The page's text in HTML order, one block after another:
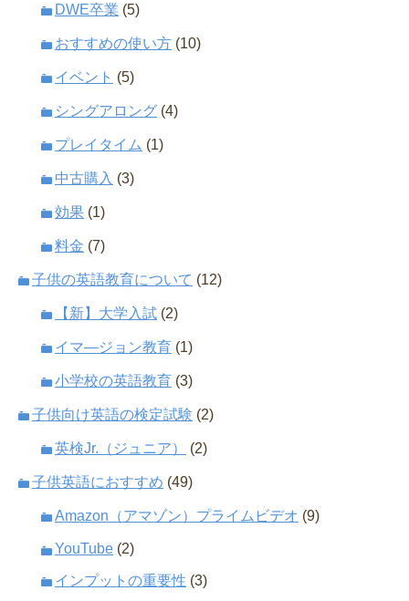
DWE卒業 (5)
おすすめの使い方 (10)
イベント (5)
シングアロング (4)
プレイタイム (1)
中古購入 (3)
効果 (1)
料金 (7)
子供の英語教育について (12)
【新】大学入試 (2)
イマ―ジョン教育 (1)
小学校の英語教育 (3)
子供向け英語の検定試験 (2)
英検Jr.（ジュニア） (2)
子供英語におすすめ (49)
Amazon（アマゾン）プライムビデオ (9)
YouTube (2)
インプットの重要性 (3)